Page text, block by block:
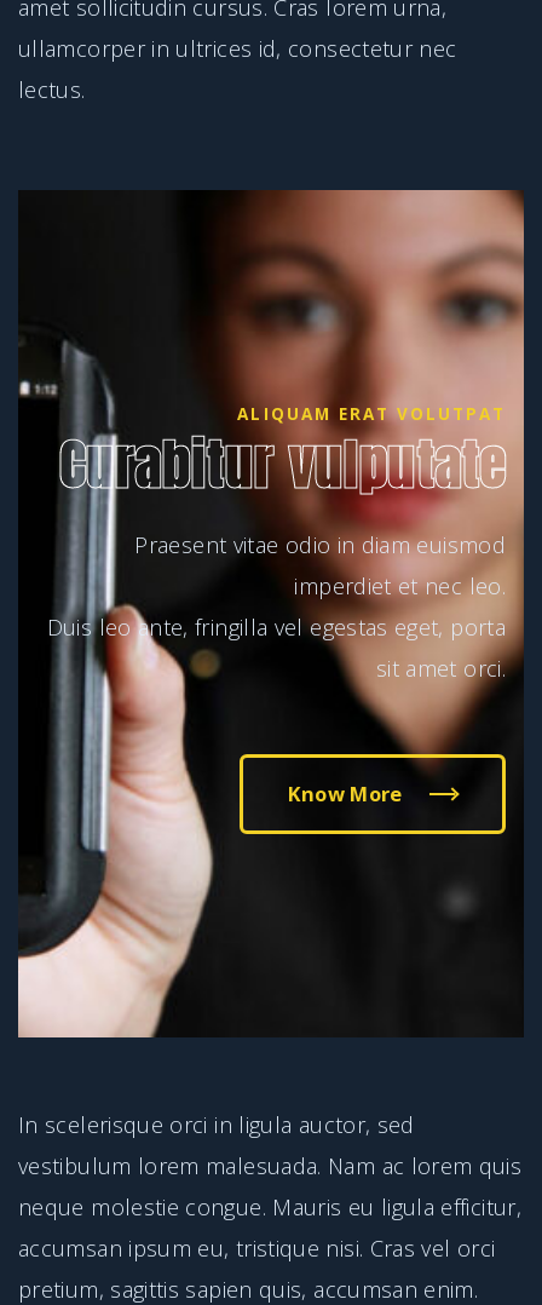
amet sollicitudin cursus. Cras lorem urna,
ullamcorper in ultrices id, consectetur nec
lectus.
ALIQUAM ERAT VOLUTPAT
Curabitur vulputate
Praesent vitae odio in diam euismod
imperdiet et nec leo.
Duis leo ante, fringilla vel egestas eget, porta
sit amet orci.
Know More
In scelerisque orci in ligula auctor, sed
vestibulum lorem malesuada. Nam ac lorem quis
neque molestie congue. Mauris eu ligula efficitur,
accumsan ipsum eu, tristique nisi. Cras vel orci
pretium, sagittis sapien quis, accumsan enim.